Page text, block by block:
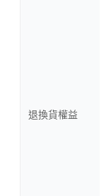
退換貨權益